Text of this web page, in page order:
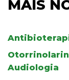
MAIS
Audiologia